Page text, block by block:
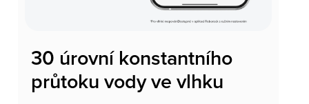
30 úrovní konstantního
průtoku vody ve vlhku